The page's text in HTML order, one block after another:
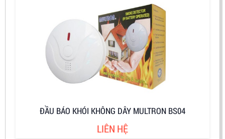
ĐẦU BÁO KHÓI KHÔNG DÂY MULTRON BS04
LIÊN HỆ